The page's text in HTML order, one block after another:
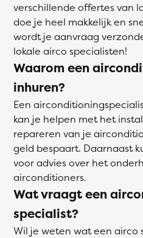
verschillende offertes van
doe je heel makkelijk en
wordt je aanvraag
lokale airco specialisten!
Waarom een
inhuren?
Een
kan je helpen met het
repareren van je
geld bespaart. Daarnaast
voor advies over het
airconditioners.
Wat vraagt een
specialist?
Wil je weten wat een airco